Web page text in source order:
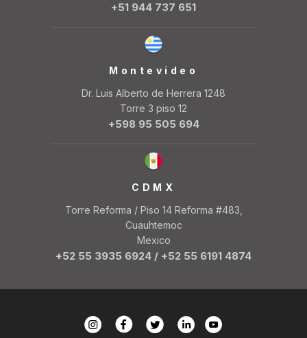
+51 944 737 651
Montevideo
Dr. Luis Alberto de Herrera 1248
Torre 3 piso 12
+598 95 505 694
CDMX
Torre Reforma / Piso 14 Reforma #483,
Cuauhtemoc
Mexico
+52 55 3935 6924 / +52 55 6191 4874